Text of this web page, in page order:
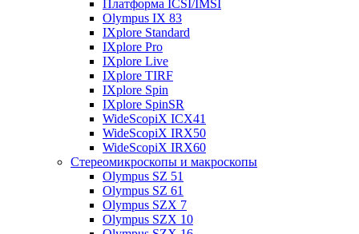
Платформа ICSI/IMSI
Olympus IX 83
IXplore Standard
IXplore Pro
IXplore Live
IXplore TIRF
IXplore Spin
IXplore SpinSR
WideScopiX ICX41
WideScopiX IRX50
WideScopiX IRX60
Стереомикроскопы и макроскопы
Olympus SZ 51
Olympus SZ 61
Olympus SZX 7
Olympus SZX 10